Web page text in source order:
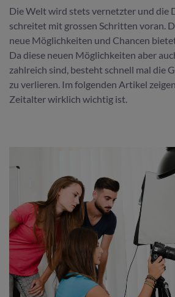
Die Welt wird stets vernetzter und die
schreitet mit grossen Schritten voran.
neue Möglichkeiten und Chancen
Da diese neuen Möglichkeiten aber
zahlreich sind, besteht schnell mal die
zu verlieren. Im folgenden Artikel
Zeitalter wirklich wichtig ist.